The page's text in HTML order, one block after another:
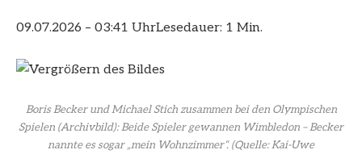
09.07.2026 – 03:41 UhrLesedauer: 1 Min.
Boris Becker und Michael Stich zusammen bei den Olympischen
Spielen (Archivbild): Beide Spieler gewannen Wimbledon – Becker
nannte es sogar „mein Wohnzimmer“.(Quelle: Kai-Uwe